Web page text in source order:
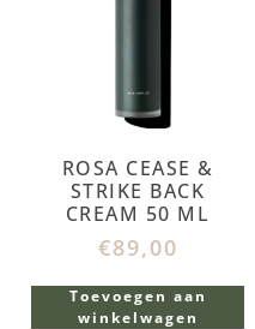
ROSA CEASE &
STRIKE BACK
CREAM 50 ML
€89,00
Toevoegen aan
winkelwagen